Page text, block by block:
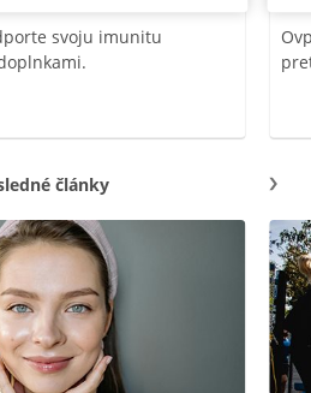
svoju imunitu
články